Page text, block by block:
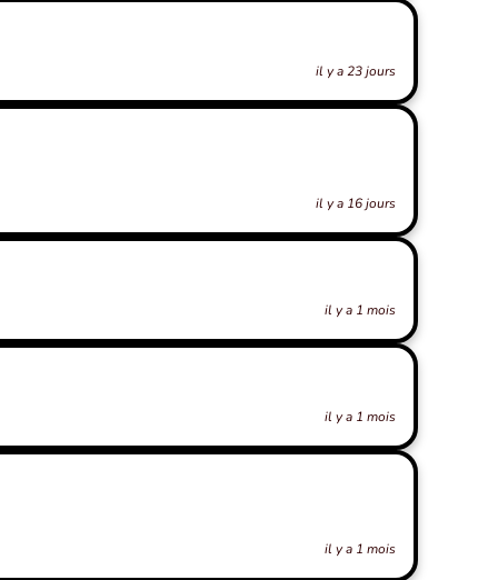
il y a 23 jours
il y a 16 jours
il y a 1 mois
il y a 1 mois
il y a 1 mois